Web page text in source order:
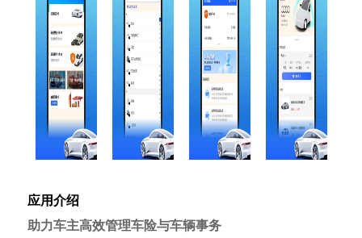
应用介绍
助力车主高效管理车险与车辆事务